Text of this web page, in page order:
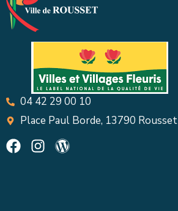
04 42 29 00 10
Place Paul Borde, 13790 Rousset